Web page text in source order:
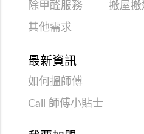
除甲醛服務
搬屋搬
其他需求
最新資訊
如何搵師傅
Call 師傅小貼士